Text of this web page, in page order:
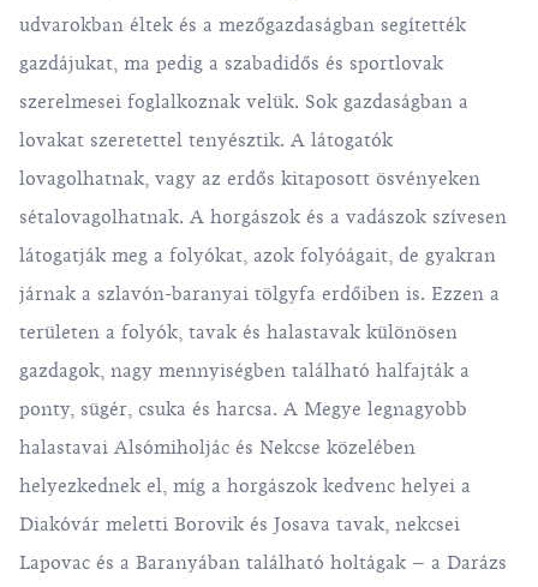
udvarokban éltek és a mezőgazdaságban segítették
gazdájukat, ma pedig a szabadidős és sportlovak
szerelmesei foglalkoznak velük. Sok gazdaságban a
lovakat szeretettel tenyésztik. A látogatók
lovagolhatnak, vagy az erdős kitaposott ösvényeken
sétalovagolhatnak. A horgászok és a vadászok szívesen
látogatják meg a folyókat, azok folyóágait, de gyakran
járnak a szlavón-baranyai tölgyfa erdőiben is. Ezzen a
területen a folyók, tavak és halastavak különösen
gazdagok, nagy mennyiségben található halfajták a
ponty, sügér, csuka és harcsa. A Megye legnagyobb
halastavai Alsómiholjác és Nekcse közelében
helyezkednek el, míg a horgászok kedvenc helyei a
Diakóvár meletti Borovik és Josava tavak, nekcsei
Lapovac és a Baranyában található holtágak – a Darázs